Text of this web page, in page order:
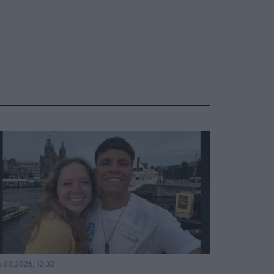
12:32